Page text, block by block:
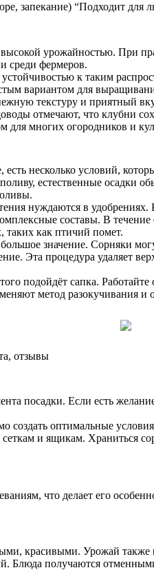
запекание) “Подходит для
урожайностью. При
среди фермеров.
к таким
вариантом для
текстуру и приятный
отмечают, что клубни
для многих огородников и
несколько условий,
естественные осадки
нуждаются в
составы. В
таких как птичий помет.
значение. Сорняки
Эта процедура удаляет
подойдёт сапка.
метод разокучивания и
отзывы
посадки. Если есть
создать оптимальные
и ящикам. Храниться
что делает его
красивыми. Урожай
Блюда получаются